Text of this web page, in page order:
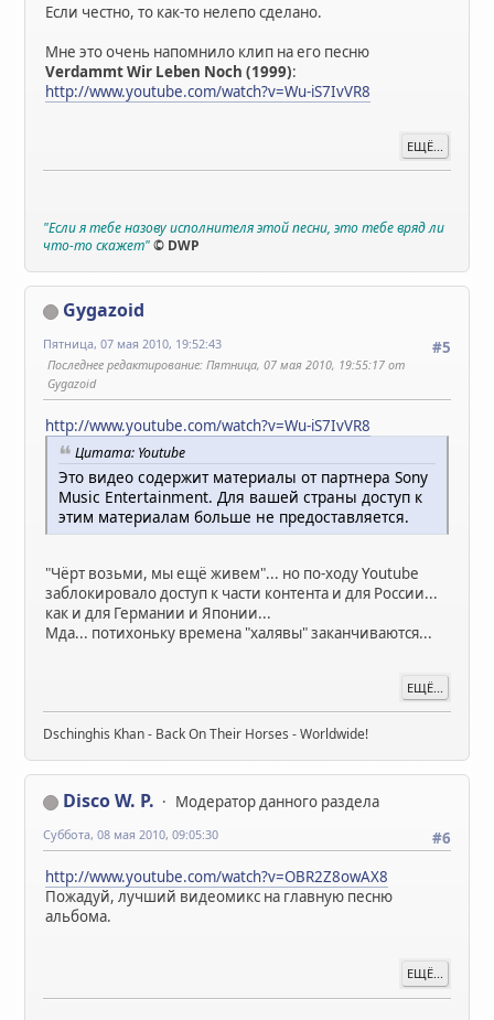
Если честно, то как-то нелепо сделано.
Мне это очень напомнило клип на его песню
Verdammt Wir Leben Noch (1999):
http://www.youtube.com/watch?v=Wu-iS7IvVR8
ЕЩЁ...
"Если я тебе назову исполнителя этой песни, это тебе вряд ли
что-то скажет" © DWP
Gygazoid
#5
Пятница, 07 мая 2010, 19:52:43
Последнее редактирование: Пятница, 07 мая 2010, 19:55:17 от
Gygazoid
http://www.youtube.com/watch?v=Wu-iS7IvVR8
Цитата: Youtube
Это видео содержит материалы от партнера Sony
Music Entertainment. Для вашей страны доступ к
этим материалам больше не предоставляется.
"Чёрт возьми, мы ещё живем"... но по-ходу Youtube
заблокировало доступ к части контента и для России...
как и для Германии и Японии...
Мда... потихоньку времена "халявы" заканчиваются...
ЕЩЁ...
Dschinghis Khan - Back On Their Horses - Worldwide!
Disco W. P.
Модератор данного раздела
#6
Суббота, 08 мая 2010, 09:05:30
http://www.youtube.com/watch?v=OBR2Z8owAX8
Пожадуй, лучший видеомикс на главную песню
альбома.
ЕЩЁ...